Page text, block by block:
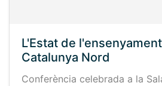
L'Estat de
Catalunya Nord
Conferència celebrada a la